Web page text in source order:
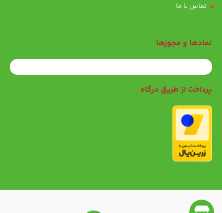
تماس با ما
نمادها و مجوزها
پرداخت از طریق درگاه